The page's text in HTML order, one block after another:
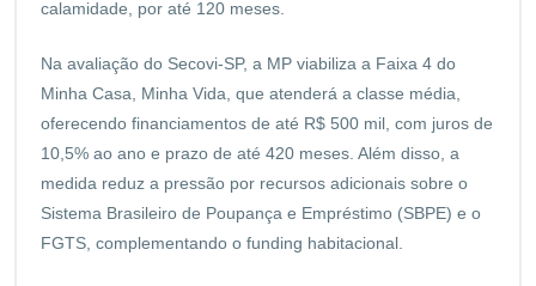
calamidade, por até 120 meses.
Na avaliação do Secovi-SP, a MP viabiliza a Faixa 4 do
Minha Casa, Minha Vida, que atenderá a classe média,
oferecendo financiamentos de até R$ 500 mil, com juros de
10,5% ao ano e prazo de até 420 meses. Além disso, a
medida reduz a pressão por recursos adicionais sobre o
Sistema Brasileiro de Poupança e Empréstimo (SBPE) e o
FGTS, complementando o funding habitacional.